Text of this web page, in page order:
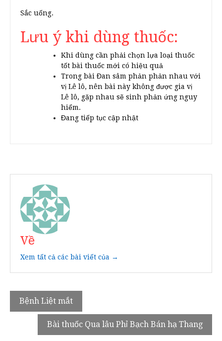
Sắc uống.
Lưu ý khi dùng thuốc:
Khi dùng cần phải chọn lựa loại thuốc
tốt bài thuốc mới có hiệu quả
Trong bài Đan sâm phản phản nhau với
vị Lê lô, nên bài này không được gia vị
Lê lô, gặp nhau sẽ sinh phản ứng nguy
hiểm.
Đang tiếp tục cập nhật
Về
Xem tất cả các bài viết của →
Điều
hướng
Bệnh Liệt mắt
Bài thuốc Qua lâu Phỉ Bạch Bán hạ Thang